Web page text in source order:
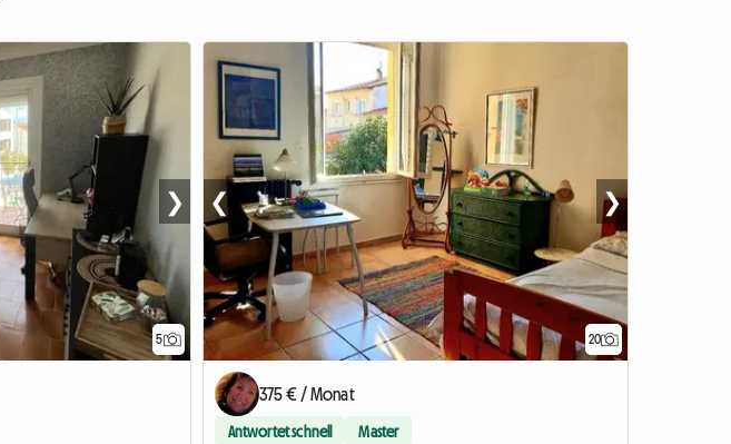
5
❯
20
❮ ❯
375 € / Monat
Antwortet schnell Master